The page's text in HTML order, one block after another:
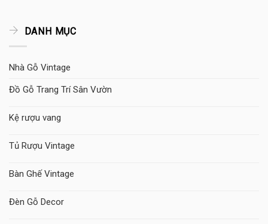
DANH MỤC
Nhà Gỗ Vintage
Đồ Gỗ Trang Trí Sân Vườn
Kệ rượu vang
Tủ Rượu Vintage
Bàn Ghế Vintage
Đèn Gỗ Decor